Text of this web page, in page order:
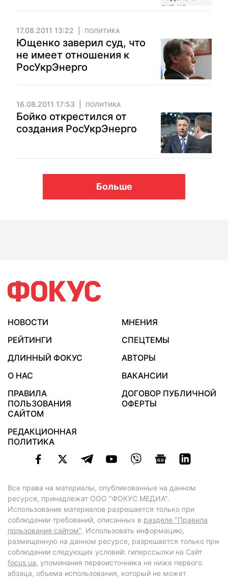
17.08.2011 13:22 ПОЛИТИКА
Ющенко заверил суд, что
не имеет отношения к
РосУкрЭнерго
16.08.2011 17:53 ПОЛИТИКА
Бойко открестился от
создания РосУкрЭнерго
Больше
НОВОСТИ
МНЕНИЯ
РЕЙТИНГИ
СПЕЦТЕМЫ
ДЛИННЫЙ ФОКУС
АВТОРЫ
О НАС
ВАКАНСИИ
ПРАВИЛА
ПОЛЬЗОВАНИЯ
САЙТОМ
ДОГОВОР ПУБЛИЧНОЙ
ОФЕРТЫ
РЕДАКЦИОННАЯ
ПОЛИТИКА
Все права на материалы, опубликованные на данном
ресурсе, принадлежат ООО "ФОКУС МЕДИА".
Использование материалов разрешается только при
соблюдении требований, описанных в разделе "Правила
пользования сайтом". Использовать информацию,
размещенную на данном ресурсе, разрешается только при
соблюдении следующих условий: гиперссылки на Сайт
focus.ua, упоминания первоисточника не ниже первого
абзаца, объема использования, который не может